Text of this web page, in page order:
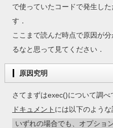
で使っていたコードで発生し
す．
ここまで読んだ時点で原因が
るなと思って見てください．
原因究明
さてまずはexec()について調べ
ドキュメント には以下のような
いずれの場合でも、オプショ